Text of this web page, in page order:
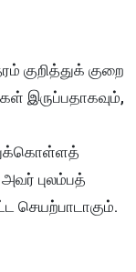
குறித்துக் குறை
இருப்பதாகவும்,
புலம்பத்
செயற்பாடாகும்.